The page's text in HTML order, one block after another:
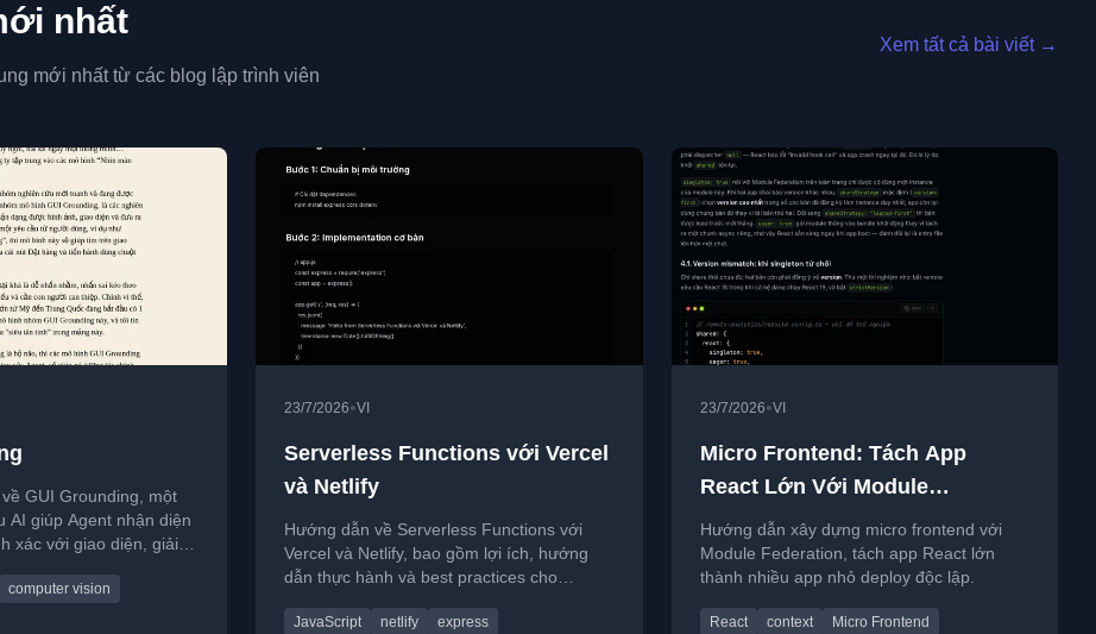
nhất
mới nhất từ các blog lập trình viên
Xem tất cả bài viết →
GUI Grounding, một
AI giúp Agent nhận diện
xác với giao diện, giải
computer vision
23/7/2026•VI
Serverless Functions với Vercel
và Netlify
Hướng dẫn về Serverless Functions với
Vercel và Netlify, bao gồm lợi ích, hướng
dẫn thực hành và best practices cho
JavaScript netlify express
23/7/2026•VI
Micro Frontend: Tách App
React Lớn Với Module
Federation
Hướng dẫn xây dựng micro frontend với
Module Federation, tách app React lớn
thành nhiều app nhỏ deploy độc lập.
React context Micro Frontend